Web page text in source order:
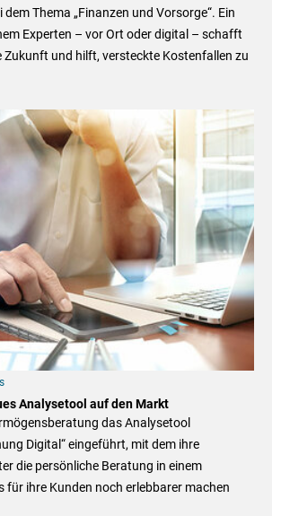
dem Thema „Finanzen und Vorsorge“. Ein
Experten – vor Ort oder digital – schafft
Zukunft und hilft, versteckte Kostenfallen zu
Analysetool auf den Markt
das Analysetool
Digital“ eingeführt, mit dem ihre
die persönliche Beratung in einem
für ihre Kunden noch erlebbarer machen